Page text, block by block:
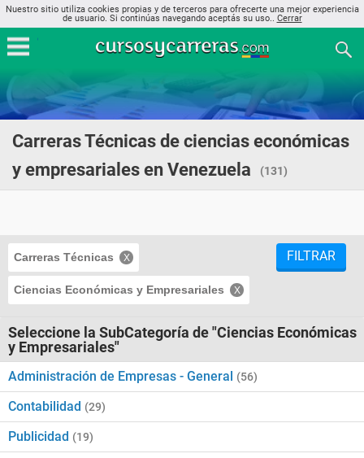
Nuestro sitio utiliza cookies propias y de terceros para ofrecerte una mejor experiencia
de usuario. Si continúas navegando aceptás su uso.. Cerrar
Carreras Técnicas de ciencias económicas
y empresariales en Venezuela
(131)
Carreras Técnicas
Ciencias Económicas y Empresariales
FILTRAR
Seleccione la SubCategoría de "Ciencias Económicas
y Empresariales"
Administración de Empresas - General (56)
Contabilidad (29)
Publicidad (19)